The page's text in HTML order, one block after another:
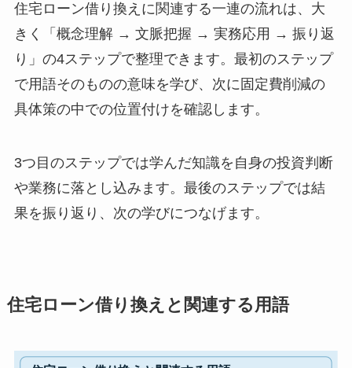
住宅ローン借り換えに関連する一連の流れは、大
きく「概念理解 → 文脈把握 → 実務応用 → 振り返
り」の4ステップで整理できます。最初のステップ
で用語そのものの意味を学び、次に固定費削減の
具体策の中での位置付けを確認します。
3つ目のステップでは学んだ知識を自身の投資判断
や業務に落とし込みます。最後のステップでは結
果を振り返り、次の学びにつなげます。
住宅ローン借り換えと関連する用語